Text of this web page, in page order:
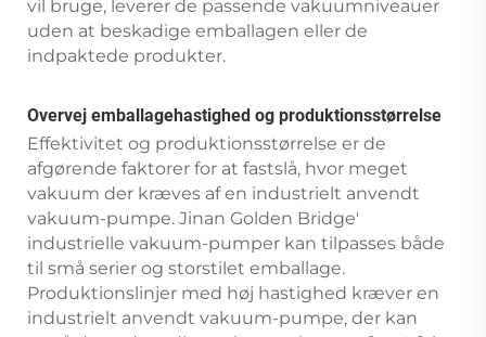
vil bruge, leverer de passende vakuumniveauer
uden at beskadige emballagen eller de
indpaktede produkter.
Overvej emballagehastighed og produktionsstørrelse
Effektivitet og produktionsstørrelse er de
afgørende faktorer for at fastslå, hvor meget
vakuum der kræves af en industrielt anvendt
vakuum-pumpe. Jinan Golden Bridge'
industrielle vakuum-pumper kan tilpasses både
til små serier og storstilet emballage.
Produktionslinjer med høj hastighed kræver en
industrielt anvendt vakuum-pumpe, der kan